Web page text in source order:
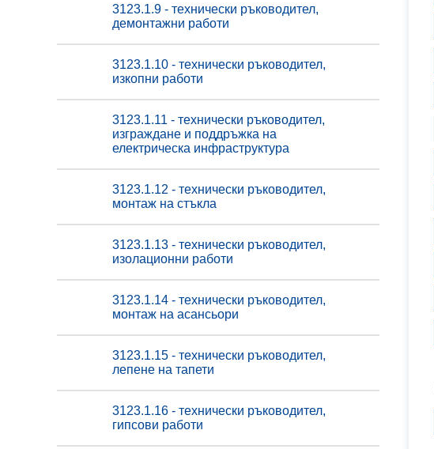
3123.1.9 - технически ръководител,
демонтажни работи
3123.1.10 - технически ръководител,
изкопни работи
3123.1.11 - технически ръководител,
изграждане и поддръжка на
електрическа инфраструктура
3123.1.12 - технически ръководител,
монтаж на стъкла
3123.1.13 - технически ръководител,
изолационни работи
3123.1.14 - технически ръководител,
монтаж на асансьори
3123.1.15 - технически ръководител,
лепене на тапети
3123.1.16 - технически ръководител,
гипсови работи